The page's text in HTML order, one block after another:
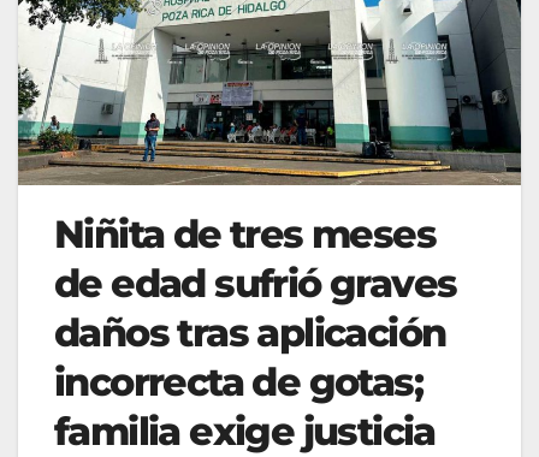
Niñita de tres meses
de edad sufrió graves
daños tras aplicación
incorrecta de gotas;
familia exige justicia